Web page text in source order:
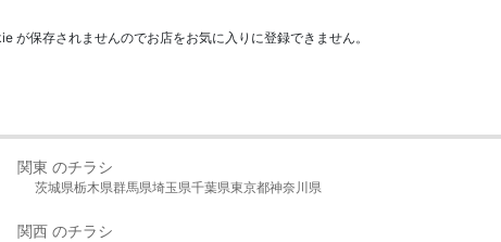
保存されませんのでお店をお気に入りに登録できません。
関東 のチラシ
茨城県栃木県群馬県埼玉県千葉県東京都神奈川県
関西 のチラシ